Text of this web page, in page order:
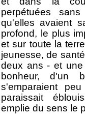
perpétuées
qu'elles avaient
profond, le plus
et sur toute la
jeunesse, de
deux ans - et une
bonheur, d'un
s'emparaient
paraissait
emplie du sens le